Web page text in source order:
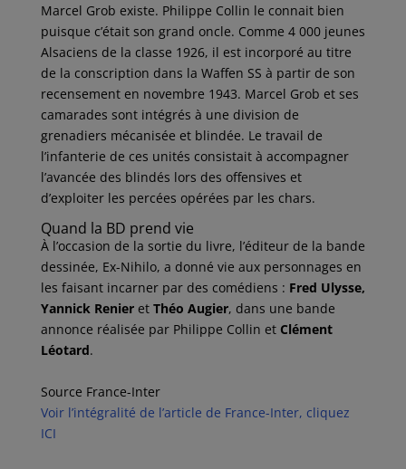
Marcel Grob existe. Philippe Collin le connait bien
puisque c’était son grand oncle. Comme 4 000 jeunes
Alsaciens de la classe 1926, il est incorporé au titre
de la conscription dans la Waffen SS à partir de son
recensement en novembre 1943. Marcel Grob et ses
camarades sont intégrés à une division de
grenadiers mécanisée et blindée. Le travail de
l’infanterie de ces unités consistait à accompagner
l’avancée des blindés lors des offensives et
d’exploiter les percées opérées par les chars.
Quand la BD prend vie
À l’occasion de la sortie du livre, l’éditeur de la bande
dessinée, Ex-Nihilo, a donné vie aux personnages en
les faisant incarner par des comédiens : Fred Ulysse,
Yannick Renieret Théo Augier, dans une bande
annonce réalisée par Philippe Collin et Clément
Léotard.
Source France-Inter
Voir l’intégralité de l’article de France-Inter, cliquez
ICI